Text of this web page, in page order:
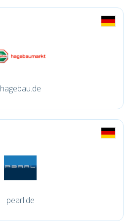
hagebau.de
pearl.de